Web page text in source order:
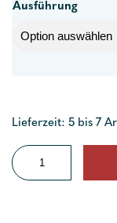
Ausführung
Lieferzeit: 5 bis 7
Tauspleiß
geschlagenes